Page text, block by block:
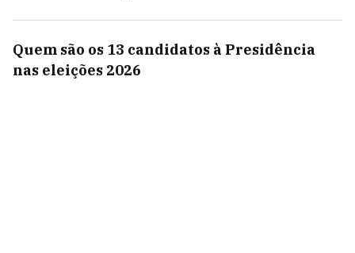
Quem são os 13 candidatos à Presidência
nas eleições 2026